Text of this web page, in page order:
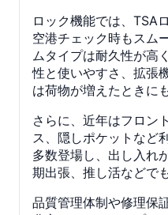
ロック機能では、TSA
空港チェック時もスム
ムタイプは耐久性が高
性と使いやすさ、拡張
は荷物が増えたときに
さらに、近年はフロン
ス、隠しポケットなど
多数登場し、出し入れ
期出張、推し活などで
品質管理体制や修理保